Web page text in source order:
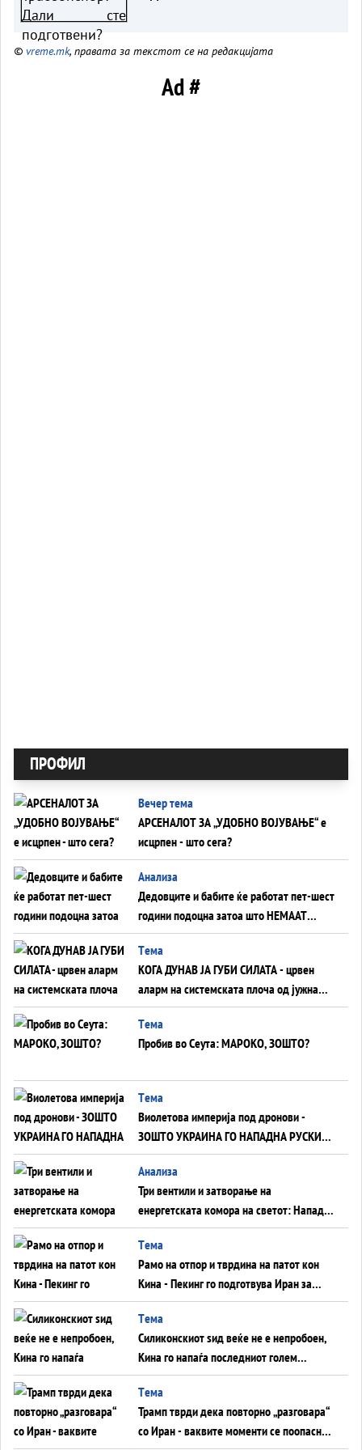
© vreme.mk, правата за текстот се на редакцијата
Ad #
ПРОФИЛ
Вечер тема
АРСЕНАЛОТ ЗА „УДОБНО ВОЈУВАЊЕ“ е
исцрпен - што сега?
Анализа
Дедовците и бабите ќе работат пет-шест
години подоцна затоа што НЕМААТ
ВНУЦИ ДА ГИ ЗАМЕНАТ
Tема
КОГА ДУНАВ ЈА ГУБИ СИЛАТА - црвен
аларм на системската плоча од јужна
Германија до Црното Море...
Tема
Пробив во Сеута: МАРОКО, ЗОШТО?
Tема
Виолетова империја под дронови -
ЗОШТО УКРАИНА ГО НАПАДНА РУСКИОТ
WILDBERRIES
Aнализа
Три вентили и затворање на
енергетската комора на светот: Нападот
во Суец најавува глобален енергетски
инфаркт?
Tема
Рамо на отпор и тврдина на патот кон
Кина - Пекинг го подготвува Иран за
американска копнена инвазија
Tема
Силиконскиот ѕид веќе не е непробоен,
Кина го напаѓа последниот голем
монопол на Западот?
Tема
Трамп тврди дека повторно „разговара“
со Иран - ваквите моменти се поопасни